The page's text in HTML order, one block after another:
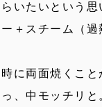
いたいという思
＋スチーム（過
に両面焼くこと
っ、中モッチリ